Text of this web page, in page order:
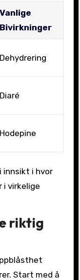
Vanlige
Bivirkninger
Dehydrering
Diaré
Hodepine
innsikt i hvor
i virkelige
riktig
Start med å